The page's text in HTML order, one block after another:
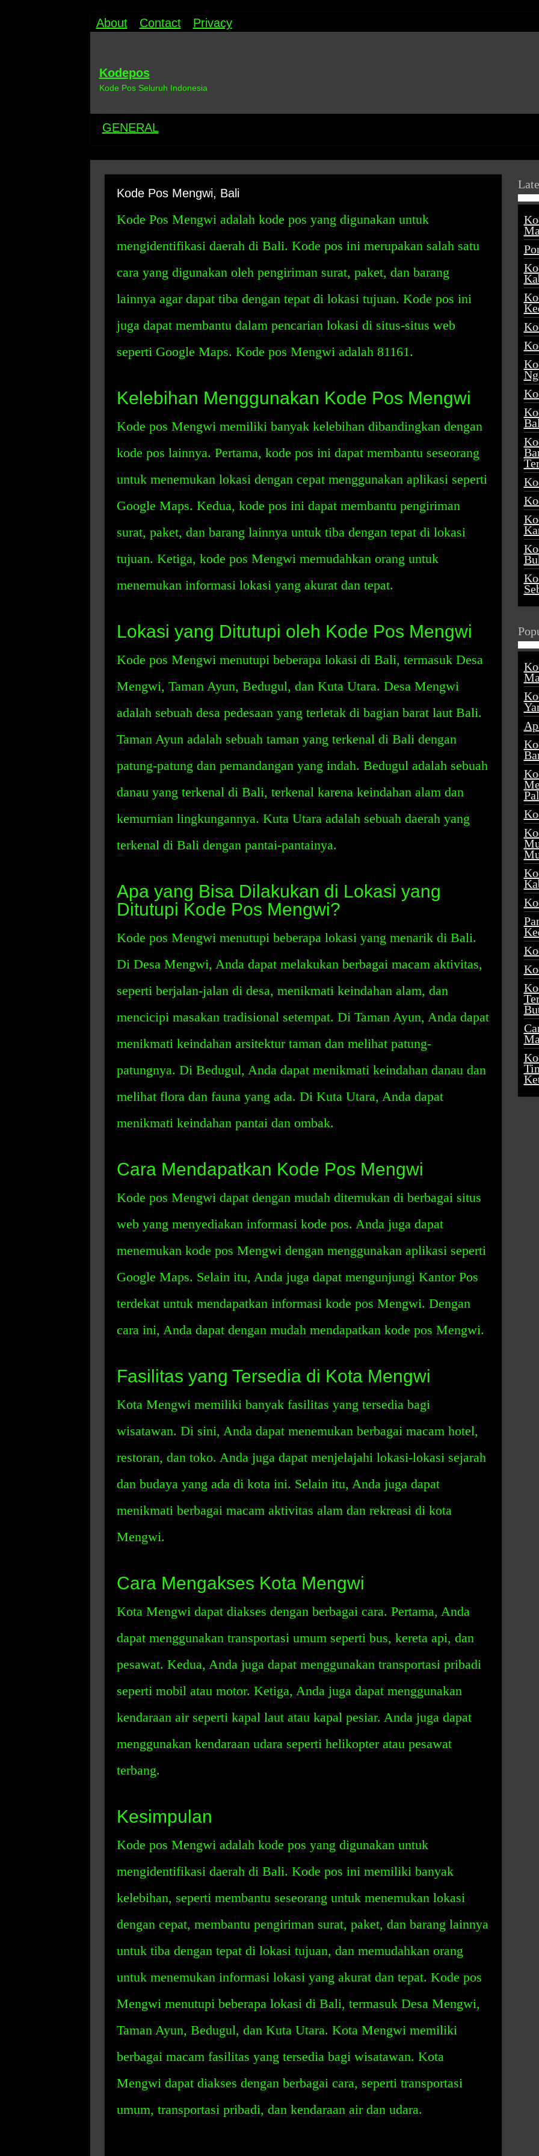
About Contact Privacy
Kodepos
Kode Pos Seluruh Indonesia
GENERAL
Kode Pos Mengwi, Bali
Kode Pos Mengwi adalah kode pos yang digunakan untuk
mengidentifikasi daerah di Bali. Kode pos ini merupakan salah satu
cara yang digunakan oleh pengiriman surat, paket, dan barang
lainnya agar dapat tiba dengan tepat di lokasi tujuan. Kode pos ini
juga dapat membantu dalam pencarian lokasi di situs-situs web
seperti Google Maps. Kode pos Mengwi adalah 81161.
Kelebihan Menggunakan Kode Pos Mengwi
Kode pos Mengwi memiliki banyak kelebihan dibandingkan dengan
kode pos lainnya. Pertama, kode pos ini dapat membantu seseorang
untuk menemukan lokasi dengan cepat menggunakan aplikasi seperti
Google Maps. Kedua, kode pos ini dapat membantu pengiriman
surat, paket, dan barang lainnya untuk tiba dengan tepat di lokasi
tujuan. Ketiga, kode pos Mengwi memudahkan orang untuk
menemukan informasi lokasi yang akurat dan tepat.
Lokasi yang Ditutupi oleh Kode Pos Mengwi
Kode pos Mengwi menutupi beberapa lokasi di Bali, termasuk Desa
Mengwi, Taman Ayun, Bedugul, dan Kuta Utara. Desa Mengwi
adalah sebuah desa pedesaan yang terletak di bagian barat laut Bali.
Taman Ayun adalah sebuah taman yang terkenal di Bali dengan
patung-patung dan pemandangan yang indah. Bedugul adalah sebuah
danau yang terkenal di Bali, terkenal karena keindahan alam dan
kemurnian lingkungannya. Kuta Utara adalah sebuah daerah yang
terkenal di Bali dengan pantai-pantainya.
Apa yang Bisa Dilakukan di Lokasi yang
Ditutupi Kode Pos Mengwi?
Kode pos Mengwi menutupi beberapa lokasi yang menarik di Bali.
Di Desa Mengwi, Anda dapat melakukan berbagai macam aktivitas,
seperti berjalan-jalan di desa, menikmati keindahan alam, dan
mencicipi masakan tradisional setempat. Di Taman Ayun, Anda dapat
menikmati keindahan arsitektur taman dan melihat patung-
patungnya. Di Bedugul, Anda dapat menikmati keindahan danau dan
melihat flora dan fauna yang ada. Di Kuta Utara, Anda dapat
menikmati keindahan pantai dan ombak.
Cara Mendapatkan Kode Pos Mengwi
Kode pos Mengwi dapat dengan mudah ditemukan di berbagai situs
web yang menyediakan informasi kode pos. Anda juga dapat
menemukan kode pos Mengwi dengan menggunakan aplikasi seperti
Google Maps. Selain itu, Anda juga dapat mengunjungi Kantor Pos
terdekat untuk mendapatkan informasi kode pos Mengwi. Dengan
cara ini, Anda dapat dengan mudah mendapatkan kode pos Mengwi.
Fasilitas yang Tersedia di Kota Mengwi
Kota Mengwi memiliki banyak fasilitas yang tersedia bagi
wisatawan. Di sini, Anda dapat menemukan berbagai macam hotel,
restoran, dan toko. Anda juga dapat menjelajahi lokasi-lokasi sejarah
dan budaya yang ada di kota ini. Selain itu, Anda juga dapat
menikmati berbagai macam aktivitas alam dan rekreasi di kota
Mengwi.
Cara Mengakses Kota Mengwi
Kota Mengwi dapat diakses dengan berbagai cara. Pertama, Anda
dapat menggunakan transportasi umum seperti bus, kereta api, dan
pesawat. Kedua, Anda juga dapat menggunakan transportasi pribadi
seperti mobil atau motor. Ketiga, Anda juga dapat menggunakan
kendaraan air seperti kapal laut atau kapal pesiar. Anda juga dapat
menggunakan kendaraan udara seperti helikopter atau pesawat
terbang.
Kesimpulan
Kode pos Mengwi adalah kode pos yang digunakan untuk
mengidentifikasi daerah di Bali. Kode pos ini memiliki banyak
kelebihan, seperti membantu seseorang untuk menemukan lokasi
dengan cepat, membantu pengiriman surat, paket, dan barang lainnya
untuk tiba dengan tepat di lokasi tujuan, dan memudahkan orang
untuk menemukan informasi lokasi yang akurat dan tepat. Kode pos
Mengwi menutupi beberapa lokasi di Bali, termasuk Desa Mengwi,
Taman Ayun, Bedugul, dan Kuta Utara. Kota Mengwi memiliki
berbagai macam fasilitas yang tersedia bagi wisatawan. Kota
Mengwi dapat diakses dengan berbagai cara, seperti transportasi
umum, transportasi pribadi, dan kendaraan air dan udara.